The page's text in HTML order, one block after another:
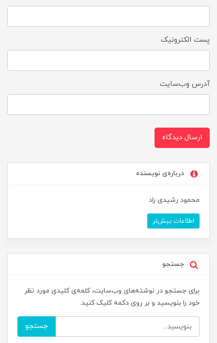
پست الکترونیک
آدرس وب‌سایت
ارسال دیدگاه
درباره‌ی نویسنده
محمود رشیدی راد
اطلاعات بیش‌تر
جستجو
برای جستجو در نوشته‌های وب‌سایت، کلمه‌ی کلیدی مورد نظر
خود را بنویسید و بر روی دکمه کلیک کنید.
جستجو